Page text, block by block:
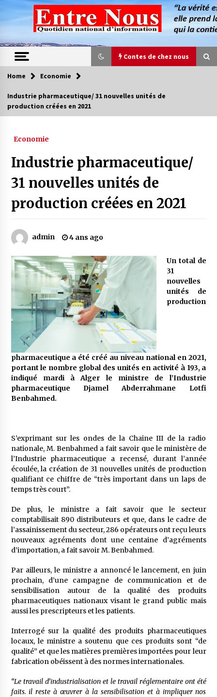
content
Contes de chez nous
Contes de chez nous
Magie de sorcier
4 ans ago
Oum el Gaïla / L’ogresse du M’zab
4 ans ago
4 ans ago
Quand on va vite
5 ans ago
« Père, tiens-moi, je vais tomber ! »
5 ans ago
Le bouc de l’Au-delà
5 ans ago
5 ans ago
Rencontre nocturne dans le désert (Un conte
touareg)
5 ans ago
Un conte targui/ Quand la tête est vide
5 ans ago
Tradition orale/ D’où viennent les contes et à
5 ans ago
Home Economie
Industrie pharmaceutique/ 31 nouvelles unités de
production créées en 2021
Economie
Industrie pharmaceutique/
31 nouvelles unités de
production créées en 2021
admin 4 ans ago
Un total de
31
nouvelles
unités de
production
pharmaceutique a été créé au niveau national en 2021,
portant le nombre global des unités en activité à 193, a
indiqué mardi à Alger le ministre de l’Industrie
pharmaceutique Djamel Abderrahmane Lotfi
Benbahmed.
S’exprimant sur les ondes de la Chaine III de la radio
nationale, M. Benbahmed a fait savoir que le ministère de
l’Industrie pharmaceutique a recensé, durant l’année
écoulée, la création de 31 nouvelles unités de production
qualifiant ce chiffre de “très important dans un laps de
temps très court”.
De plus, le ministre a fait savoir que le secteur
comptabilisait 890 distributeurs et que, dans le cadre de
l’assainissement du secteur, 286 opérateurs ont reçu leurs
nouveaux agréments dont une centaine d’agréments
d’importation, a fait savoir M. Benbahmed.
Par ailleurs, le ministre a annoncé le lancement, en juin
prochain, d’une campagne de communication et de
sensibilisation autour de la qualité des produits
pharmaceutiques nationaux visant le grand public mais
aussi les prescripteurs et les patients.
Interrogé sur la qualité des produits pharmaceutiques
locaux, le ministre a soutenu que ces produits sont “de
qualité” et que les matières premières importées pour leur
fabrication obéissent à des normes internationales.
“Le travail d’industrialisation et le travail réglementaire ont été
faits. il reste à œuvrer à la sensibilisation et à impliquer nos